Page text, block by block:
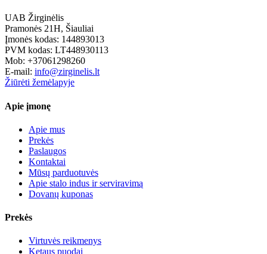
UAB Žirginėlis
Pramonės 21H, Šiauliai
Įmonės kodas: 144893013
PVM kodas: LT448930113
Mob: +37061298260
E-mail: info@zirginelis.lt
Žiūrėti žemėlapyje
Apie įmonę
Apie mus
Prekės
Paslaugos
Kontaktai
Mūsų parduotuvės
Apie stalo indus ir serviravimą
Dovanų kuponas
Prekės
Virtuvės reikmenys
Ketaus puodai